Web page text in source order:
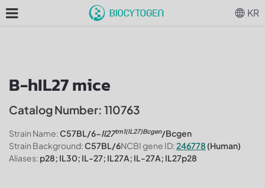
B-hIL27 mice
Catalog Number: 110763
Strain Name:C57BL/6-Il27tm1(IL27)Bcgen/Bcgen
Strain Background:C57BL/6NCBI gene ID:246778 (Human)
Aliases: p28; IL30; IL-27; IL27A; IL-27A; IL27p28
KR